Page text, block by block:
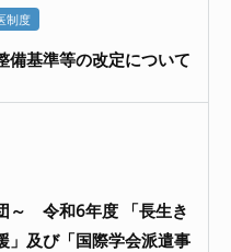
制度
備基準等の改定について
～ 令和6年度 「長生き
」及び「国際学会派遣事